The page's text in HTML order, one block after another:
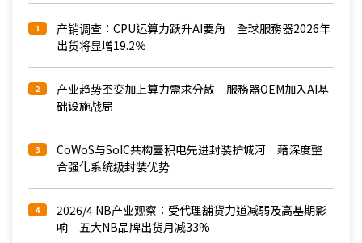
1
产销调查：CPU运算力跃升AI要角 全球服務器2026年
出货将显增19.2％
2
产业趋势丕变加上算力需求分散 服務器OEM加入AI基
础设施战局
3
CoWoS与SoIC共构臺积电先进封装护城河 藉深度整
合强化系统级封装优势
4
2026/4 NB产业观察：受代理舖货力道减弱及高基期影
响 五大NB品牌出货月减33%